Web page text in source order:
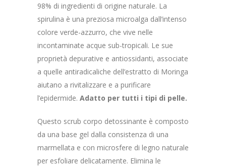
98% di ingredienti di origine naturale. La
spirulina è una preziosa microalga dall’intenso
colore verde-azzurro, che vive nelle
incontaminate acque sub-tropicali. Le sue
proprietà depurative e antiossidanti, associate
a quelle antiradicaliche dell’estratto di Moringa
aiutano a rivitalizzare e a purificare
l’epidermide. Adatto per tutti i tipi di pelle.
Questo scrub corpo detossinante è composto
da una base gel dalla consistenza di una
marmellata e con microsfere di legno naturale
per esfoliare delicatamente. Elimina le